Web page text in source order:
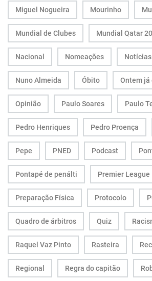
Miguel Nogueira Mourinho
Mundial de Clubes Mundial Qatar
Nacional Nomeações Notícias
Nuno Almeida Óbito Ontem já
Opinião Paulo Soares Paulo
Pedro Henriques Pedro Proença
Pepe PNED Podcast
Pontapé de penálti Premier League
Preparação Física Protocolo
Quadro de árbitros Quiz
Raquel Vaz Pinto Rasteira
Regional Regra do capitão